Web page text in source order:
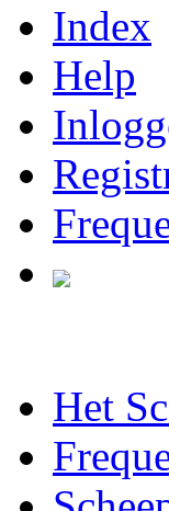
Index
Help
Het